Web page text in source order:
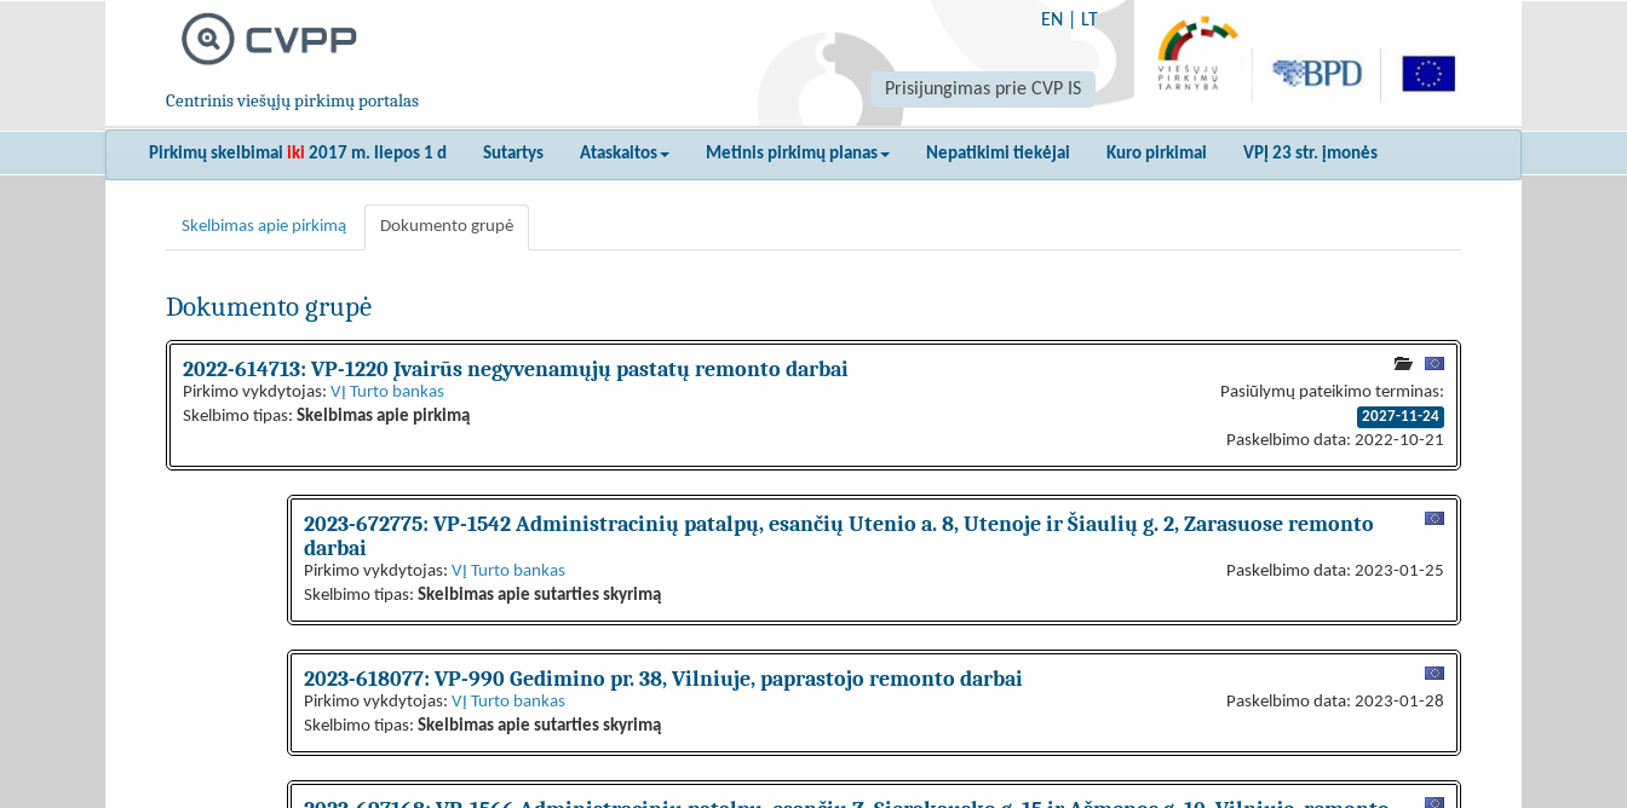
Centrinis viešųjų pirkimų portalas
EN LT
Prisijungimas prie CVP IS
Pirkimų skelbimai iki 2017 m. liepos 1 d Sutartys Ataskaitos Metinis pirkimų planas Nepatikimi tiekėjai Kuro pirkimai VPĮ 23 str. įmonės
Skelbimas apie pirkimą Dokumento grupė
Dokumento grupė
2022-614713: VP-1220 Įvairūs negyvenamųjų pastatų remonto darbai
Pirkimo vykdytojas: VĮ Turto bankas
Skelbimo tipas: Skelbimas apie pirkimą
Pasiūlymų pateikimo terminas:
2027-11-24
Paskelbimo data: 2022-10-21
2023-672775: VP-1542 Administracinių patalpų, esančių Utenio a. 8, Utenoje ir Šiaulių g. 2, Zarasuose remonto
darbai
Pirkimo vykdytojas: VĮ Turto bankas
Skelbimo tipas: Skelbimas apie sutarties skyrimą
Paskelbimo data: 2023-01-25
2023-618077: VP-990 Gedimino pr. 38, Vilniuje, paprastojo remonto darbai
Pirkimo vykdytojas: VĮ Turto bankas
Skelbimo tipas: Skelbimas apie sutarties skyrimą
Paskelbimo data: 2023-01-28